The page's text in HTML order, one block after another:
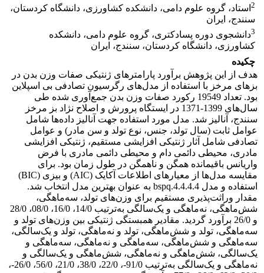
2 استاد، گروه علوم دامی، دانشکده کشاورزی، دانشگاه کردستان،
سنندج، ایران
3دانشجوی دوره پسادکتری، گروه علوم دامی، دانشکده
کشاورزی، دانشگاه کردستان، سنندج، ایران
چکیده
هدف از این پژوهش برآورد پارامترهای ژنتیکی صفات وزن بدن در
بزهای مرخز با استفاده از مدل‌های رگرسیون تصادفی بی اسپلاین
بود. تعداد 19549 رکورد صفات وزن بدن جمع‌آوری شده طی
سال‌های 1399-1371 در ایستگاه پرورش و اصلاح نژاد بز مرخز
سنندج، آنالیز شد. مدل مورد استفاده جهت آنالیز داده‌ها شامل
عوامل ثابت (سال تولد، جنس، نوع تولد و سن مادر) و عوامل
تصادفی شامل آثار ژنتیکی افزایشی مستقیم، ژنتیکی افزایشی
مادری، محیطی دائمی دام و محیطی دائمی مادری با فرض
واریانس باقیمانده همگن و ناهمگن در طول زمان بود. برای
مقایسه مدل‌ها از معیارهای اطلاعات آکایک (AIC) و بیزی (BIC)
استفاده و مدل bspq.4.4.4.4 به عنوان بهترین مدل انتخاب شد.
مقدار وراثت‌پذیری مستقیم برای وزن‌های تولد، سه‌ماهگی،
شش‌ماهگی، نه‌ماهگی و یک‌سالگی به‌ترتیب 14/0، 16/0، 08/0، 28/0
و 26/0 برآورد گردید. مقادیر همبستگی ژنتیکی بین وزن‌های تولد و
سه‌ماهگی، تولد و شش‌ماهگی، تولد و نه‌ماهگی، تولد و یک‌سالگی،
سه‌ماهگی و شش‌ماهگی، سه‌ماهگی و نه‌ماهگی، سه‌ماهگی و
یک‌سالگی، شش‌ماهگی و نه‌ماهگی، شش‌ماهگی و یک‌سالگی و
نه‌ماهگی و یک‌سالگی به‌ترتیب 91/0-، 22/0، 38/0، 21/0، 56/0، 26/0-،